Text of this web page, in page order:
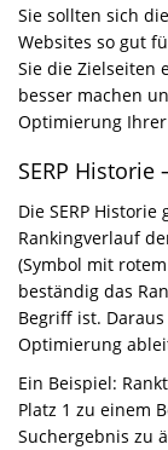
Sie sollten sich
Websites so gut
Sie die Zielseiten
besser machen
Optimierung Ihrer
SERP
Die SERP
Rankingverlauf
(Symbol mit
beständig das
Begriff ist.
Optimierung
Ein Beispiel:
Platz 1 zu einem
Suchergebnis zu